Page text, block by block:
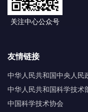
关注中心公众号
友情链接
中华人民共和国中央人民
中华人民共和国科学技术
中国科学技术协会